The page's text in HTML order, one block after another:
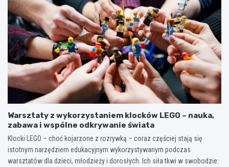
Warsztaty z wykorzystaniem klocków LEGO – nauka,
zabawa i wspólne odkrywanie świata
Klocki LEGO – choć kojarzone z rozrywką – coraz częściej stają się
istotnym narzędziem edukacyjnym wykorzystywanym podczas
warsztatów dla dzieci, młodzieży i dorosłych. Ich siła tkwi w swobodzie: